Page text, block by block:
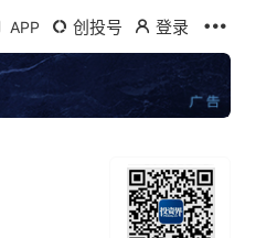
APP 创投号 登录